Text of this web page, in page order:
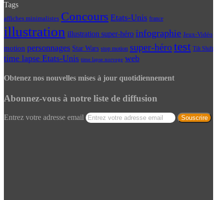
Tags
affiches minimalistes Concours Etats-Unis france
illustration illustration super-héro infographie Jeux-Vidéo
motion personnages Star Wars stop motion super-hérotest Tilt Shift
time lapse Etats-Unis time lapse norvege web
Obtenez nos nouvelles mises à jour quotidiennement
Abonnez-vous à notre liste de diffusion
Entrez votre adresse email